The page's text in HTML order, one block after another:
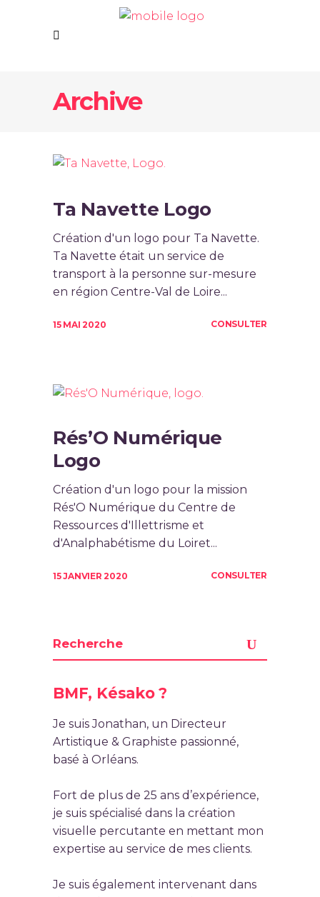
Archive
Ta Navette Logo
Création d'un logo pour Ta Navette.
Ta Navette était un service de
transport à la personne sur-mesure
en région Centre-Val de Loire...
15 MAI 2020 CONSULTER
Rés’O Numérique
Logo
Création d'un logo pour la mission
Rés'O Numérique du Centre de
Ressources d'Illettrisme et
d'Analphabétisme du Loiret...
15 JANVIER 2020 CONSULTER
BMF, Késako ?
Je suis Jonathan, un Directeur
Artistique & Graphiste passionné,
basé à Orléans.
Fort de plus de 25 ans d’expérience,
je suis spécialisé dans la création
visuelle percutante en mettant mon
expertise au service de mes clients.
Je suis également intervenant dans